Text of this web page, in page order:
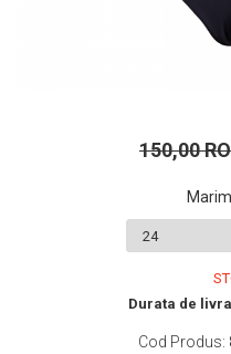
150,00
Durata de
Cod Produs: